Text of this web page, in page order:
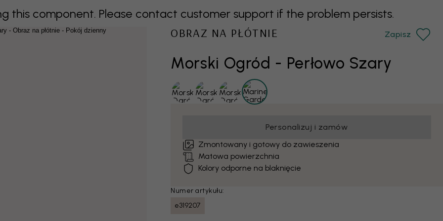
this component. Please contact customer support if the problem persists.
Morski Ogród - Perłowo Szary
OBRAZ NA PŁÓTNIE Zapisz
Personalizuj i zamów
Zmontowany i gotowy do zawieszenia
Matowa powierzchnia
Kolory odporne na blaknięcie
Numer artykułu:
e319207